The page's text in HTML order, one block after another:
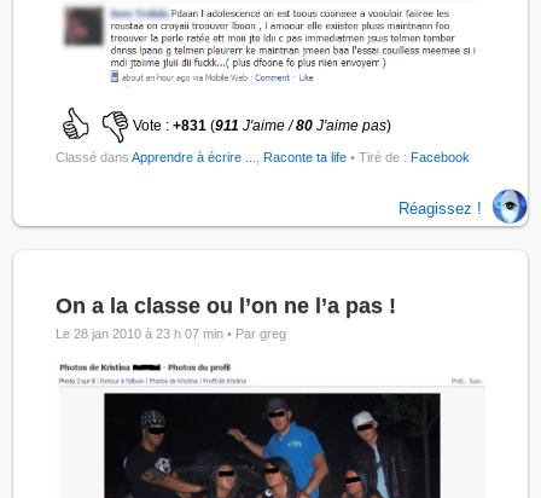
Vote :+831 (911J'aime /80 J'aime pas)
Classé dansApprendre à écrire ... Raconte ta life • Tiré de : Facebook
Réagissez !
On a la classe ou l’on ne l’a pas !
Le 28 jan 2010 à 23 h 07 min • Par greg